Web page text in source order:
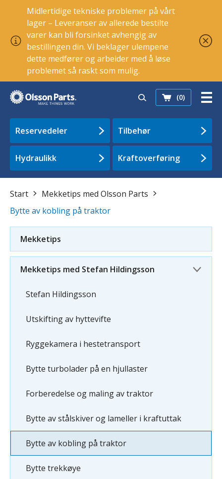
Midlertidige tekniske problemer på vårt
lager – Leveranser av allerede bestilte
varer kan bli forsinket avhengig av
bestillingen din. Vi beklager ulempene
dette medfører og arbeider med å løse
problemet så raskt som mulig.
(0)
Reservedeler Tilbehør
Hydraulikk Kraftoverføring
Start
Mekketips med Olsson Parts
Bytte av kobling på traktor
Mekketips
Mekketips med Stefan Hildingsson
Stefan Hildingsson
Utskifting av hyttevifte
Ryggekamera i hestetransport
Bytte turbolader på en hjullaster
Forberedelse og maling av traktor
Bytte av stålskiver og lameller i kraftuttak
Bytte av kobling på traktor
Bytte trekkøye